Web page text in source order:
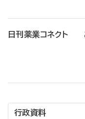
日刊薬業コネクト
行政資料